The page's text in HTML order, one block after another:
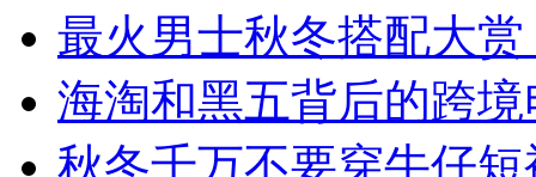
最火男士秋冬搭配大
海淘和黑五背后的跨
秋冬千万不要穿牛仔短